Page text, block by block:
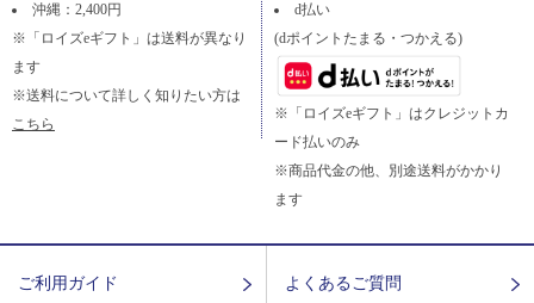
沖縄：2,400円
※「ロイズeギフト」は送料が異なり
ます
※送料について詳しく知りたい方は
こちら
d払い
(dポイントたまる・つかえる)
※「ロイズeギフト」はクレジットカ
ード払いのみ
※商品代金の他、別途送料がかかり
ます
ご利用ガイド よくあるご質問